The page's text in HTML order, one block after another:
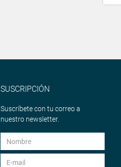
SUSCRIPCIÓN
Suscríbete con tu correo a
nuestro newsletter.